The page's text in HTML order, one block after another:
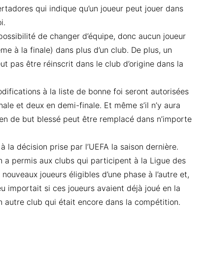
qui indique qu’un joueur peut jouer dans
de changer d’équipe, donc aucun joueur
à la finale) dans plus d’un club. De plus, un
pas être réinscrit dans le club d’origine dans la
à la liste de bonne foi seront autorisées
et deux en demi-finale. Et même s’il n’y aura
de but blessé peut être remplacé dans n’importe
décision prise par l’UEFA la saison dernière.
a permis aux clubs qui participent à la Ligue des
joueurs éligibles d’une phase à l’autre et,
importait si ces joueurs avaient déjà joué en la
club qui était encore dans la compétition.